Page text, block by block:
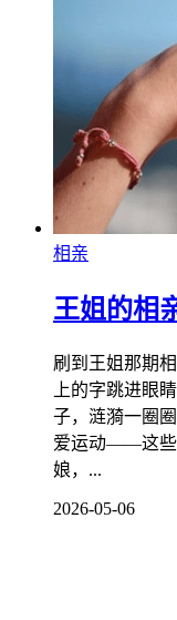
相亲
王姐的相
刷到王姐那期
上的字跳进眼
子，涟漪一圈
爱运动——这些
娘，...
2026-05-06